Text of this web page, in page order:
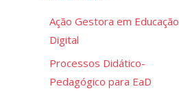
Ação Gestora em Educação
Digital
Processos Didático-
Pedagógico para EaD